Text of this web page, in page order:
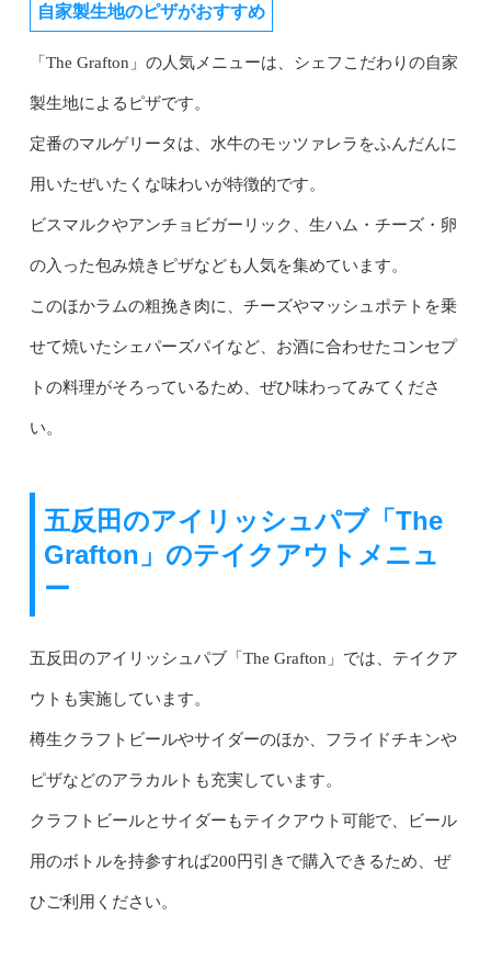
自家製生地のピザがおすすめ
「The Grafton」の人気メニューは、シェフこだわりの自家
製生地によるピザです。
定番のマルゲリータは、水牛のモッツァレラをふんだんに
用いたぜいたくな味わいが特徴的です。
ビスマルクやアンチョビガーリック、生ハム・チーズ・卵
の入った包み焼きピザなども人気を集めています。
このほかラムの粗挽き肉に、チーズやマッシュポテトを乗
せて焼いたシェパーズパイなど、お酒に合わせたコンセプ
トの料理がそろっているため、ぜひ味わってみてくださ
い。
五反田のアイリッシュパブ「The
Grafton」のテイクアウトメニュ
ー
五反田のアイリッシュパブ「The Grafton」では、テイクア
ウトも実施しています。
樽生クラフトビールやサイダーのほか、フライドチキンや
ピザなどのアラカルトも充実しています。
クラフトビールとサイダーもテイクアウト可能で、ビール
用のボトルを持参すれば200円引きで購入できるため、ぜ
ひご利用ください。